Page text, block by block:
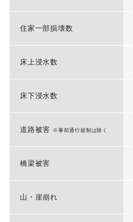
住家一部損壊数
床上浸水数
床下浸水数
道路被害 ※事前通行規制は除く
橋梁被害
山・崖崩れ